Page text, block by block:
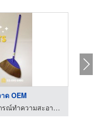
ด OEM
โรงงานผลิตไม้กวาด อุปกรณ์ทำความสะอาด - ncl thai